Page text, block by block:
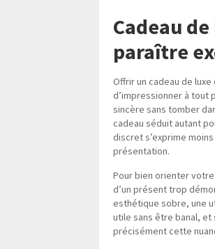
Cadeau
paraître
Offrir un cadeau de
d’impressionner à tout
sincère sans tomber
cadeau séduit autant
discret s’exprime
présentation.
Pour bien orienter
d’un présent trop
esthétique sobre, une
utile sans être banal, et
précisément cette